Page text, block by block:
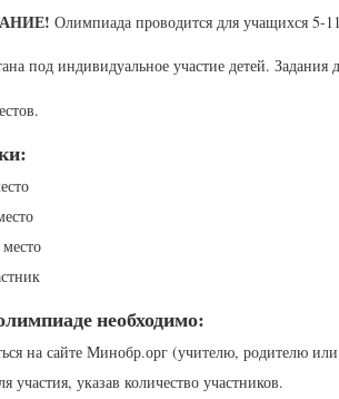
Олимпиада проводится для учащихся 5-
под индивидуальное участие детей.
необходимо:
на сайте Минобр.орг (учителю, родителю
участия, указав количество участников.